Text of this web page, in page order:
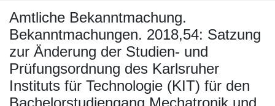
Amtliche Bekanntmachung.
Bekanntmachungen. 2018,54: Satzung
zur Änderung der Studien- und
Prüfungsordnung des Karlsruher
Instituts für Technologie (KIT) für den
Bachelorstudiengang Mechatronik und